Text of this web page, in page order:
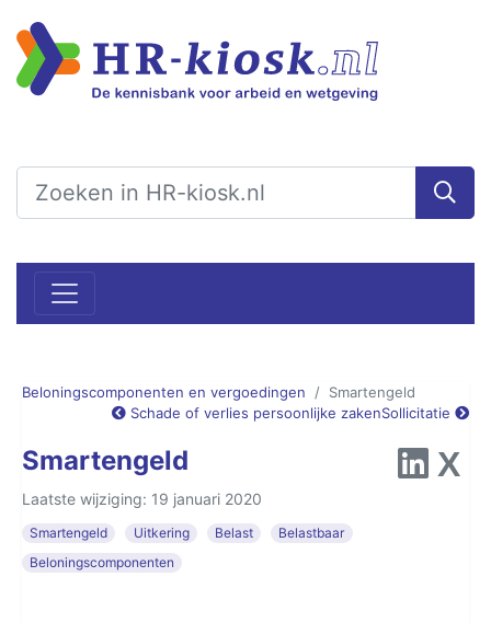
Beloningscomponenten en vergoedingen
Smartengeld
Schade of verlies persoonlijke zakenSollicitatie
Smartengeld
Laatste wijziging: 19 januari 2020
Smartengeld Uitkering Belast
Belastbaar
Beloningscomponenten